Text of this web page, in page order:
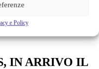
e Policy
IN ARRIVO IL